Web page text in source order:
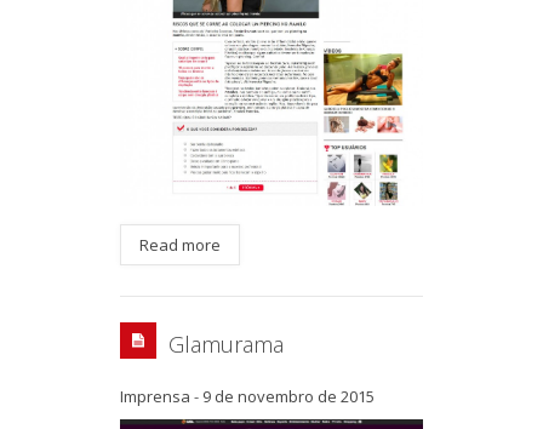
Read more
Glamurama
Imprensa - 9 de novembro de 2015